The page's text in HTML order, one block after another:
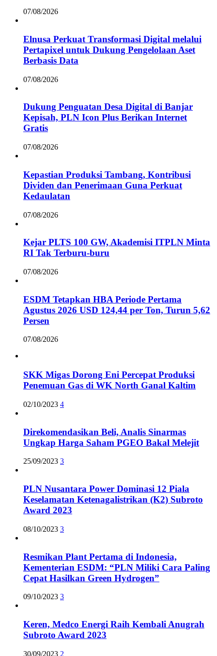
07/08/2026
Elnusa Perkuat Transformasi Digital melalui
Pertapixel untuk Dukung Pengelolaan Aset
Berbasis Data
07/08/2026
Dukung Penguatan Desa Digital di Banjar
Kepisah, PLN Icon Plus Berikan Internet
Gratis
07/08/2026
Kepastian Produksi Tambang, Kontribusi
Dividen dan Penerimaan Guna Perkuat
Kedaulatan
07/08/2026
Kejar PLTS 100 GW, Akademisi ITPLN Minta
RI Tak Terburu-buru
07/08/2026
ESDM Tetapkan HBA Periode Pertama
Agustus 2026 USD 124,44 per Ton, Turun 5,62
Persen
07/08/2026
SKK Migas Dorong Eni Percepat Produksi
Penemuan Gas di WK North Ganal Kaltim
02/10/2023 4
Direkomendasikan Beli, Analis Sinarmas
Ungkap Harga Saham PGEO Bakal Melejit
25/09/2023 3
PLN Nusantara Power Dominasi 12 Piala
Keselamatan Ketenagalistrikan (K2) Subroto
Award 2023
08/10/2023 3
Resmikan Plant Pertama di Indonesia,
Kementerian ESDM: “PLN Miliki Cara Paling
Cepat Hasilkan Green Hydrogen”
09/10/2023 3
Keren, Medco Energi Raih Kembali Anugrah
Subroto Award 2023
30/09/2023 2